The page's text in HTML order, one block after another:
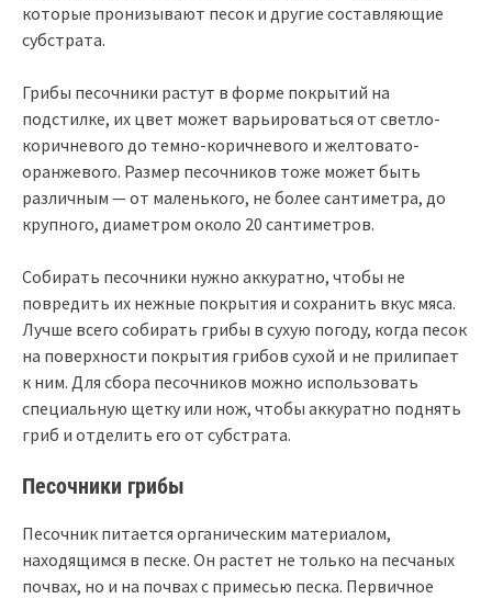
которые пронизывают песок и другие составляющие
субстрата.
Грибы песочники растут в форме покрытий на
подстилке, их цвет может варьироваться от светло-
коричневого до темно-коричневого и желтовато-
оранжевого. Размер песочников тоже может быть
различным — от маленького, не более сантиметра, до
крупного, диаметром около 20 сантиметров.
Собирать песочники нужно аккуратно, чтобы не
повредить их нежные покрытия и сохранить вкус мяса.
Лучше всего собирать грибы в сухую погоду, когда песок
на поверхности покрытия грибов сухой и не прилипает
к ним. Для сбора песочников можно использовать
специальную щетку или нож, чтобы аккуратно поднять
гриб и отделить его от субстрата.
Песочники грибы
Песочник питается органическим материалом,
находящимся в песке. Он растет не только на песчаных
почвах, но и на почвах с примесью песка. Первичное